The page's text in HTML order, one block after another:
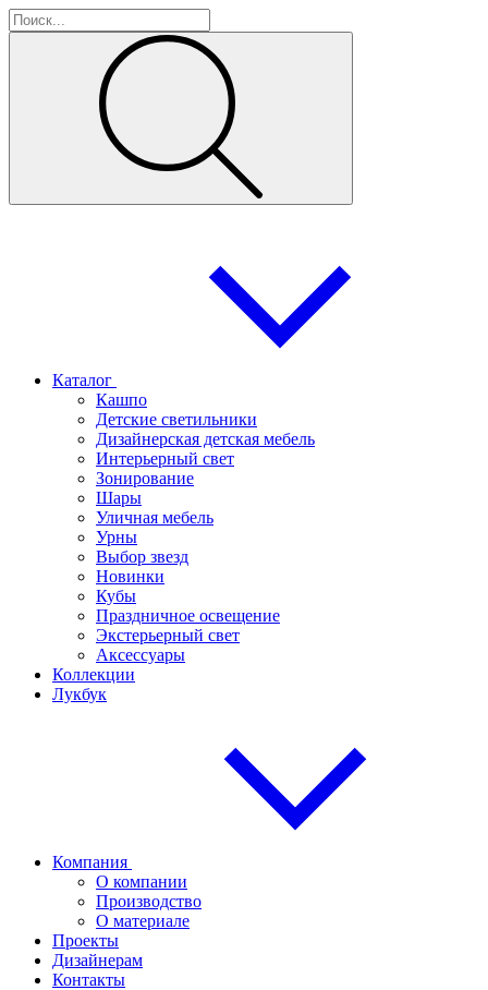
Каталог
Кашпо
Детские светильники
Дизайнерская детская мебель
Интерьерный свет
Зонирование
Шары
Уличная мебель
Урны
Выбор звезд
Новинки
Кубы
Праздничное освещение
Экстерьерный свет
Аксессуары
Коллекции
Лукбук
Компания
О компании
Производство
О материале
Проекты
Дизайнерам
Контакты